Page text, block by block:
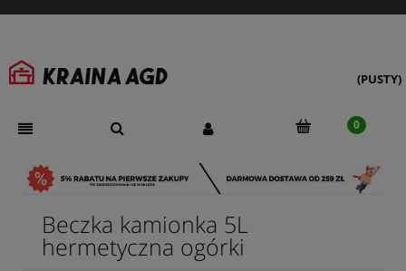
(PUSTY)
Beczka kamionka 5L
hermetyczna ogórki